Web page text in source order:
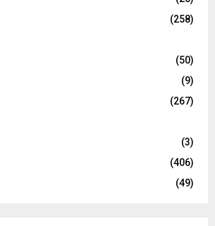
(258)
(50)
(9)
(267)
(3)
(406)
(49)